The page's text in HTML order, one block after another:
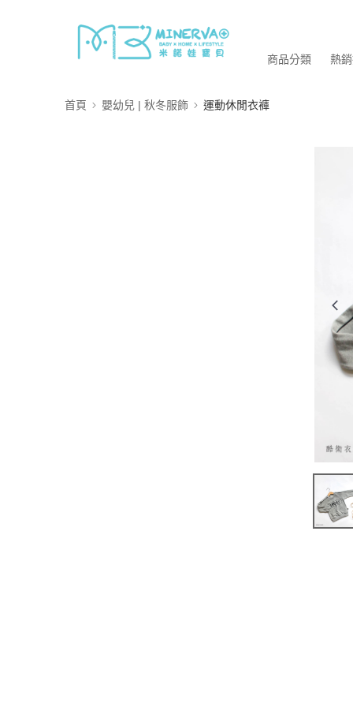
商品分類 熱
首頁 嬰幼兒 | 秋冬服飾 運動休閒衣褲